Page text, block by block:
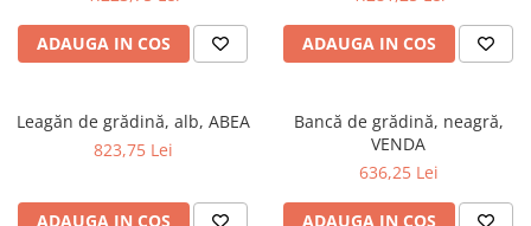
Seturi dormitoare complete
Suporturi saltea/Somiere/Gratii
Mobilier Hol/Cuiere
Banci pentru asteptare
cuiere/mobila hol Rai casmir
ADAUGA IN COS ADAUGA IN COS
Leagăn de grădină, alb, ABEA
823,75 Lei
ADAUGA IN COS
Bancă de grădină, neagră,
VENDA
636,25 Lei
ADAUGA IN COS